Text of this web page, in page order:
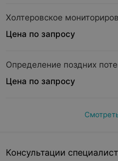
Холтеровское
Цена по запросу
Определение поздних
Цена по запросу
Консультации